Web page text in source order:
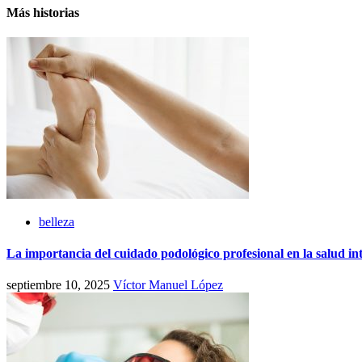
Más historias
belleza
La importancia del cuidado podológico profesional en la salud
septiembre 10, 2025 Víctor Manuel López